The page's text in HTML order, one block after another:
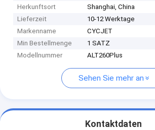
Herkunftsort
Shanghai, China
Lieferzeit
10-12 Werktage
Markenname
CYCJET
Min Bestellmenge
1 SATZ
Modellnummer
ALT260Plus
Sehen Sie mehr an
Kontaktdaten